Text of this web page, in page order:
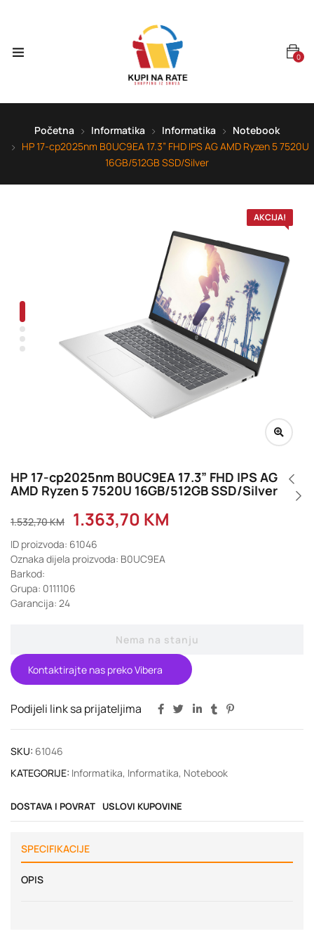
0
Početna Informatika Informatika
Notebook
HP 17-cp2025nm B0UC9EA 17.3” FHD IPS AG AMD Ryzen 5 7520U
16GB/512GB SSD/Silver
AKCIJA!
HP 17-cp2025nm B0UC9EA 17.3” FHD IPS AG
AMD Ryzen 5 7520U 16GB/512GB SSD/Silver
1.532,70KM 1.363,70 KM
ID proizvoda: 61046
Oznaka dijela proizvoda: B0UC9EA
Barkod:
Grupa: 0111106
Garancija: 24
Nema na stanju
Kontaktirajte nas preko Vibera
Podijeli link sa prijateljima
SKU: 61046
KATEGORIJE: Informatika, Informatika, Notebook
DOSTAVA I POVRAT USLOVI KUPOVINE
SPECIFIKACIJE
OPIS